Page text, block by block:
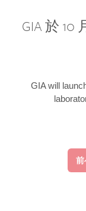
GIA 於 10
GIA will